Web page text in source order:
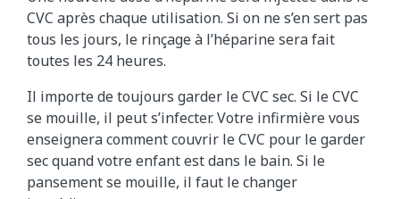
CVC après chaque utilisation. Si on ne s’en sert pas
tous les jours, le rinçage à l’héparine sera fait
toutes les 24 heures.
Il importe de toujours garder le CVC sec. Si le CVC
se mouille, il peut s’infecter. Votre infirmière vous
enseignera comment couvrir le CVC pour le garder
sec quand votre enfant est dans le bain. Si le
pansement se mouille, il faut le changer